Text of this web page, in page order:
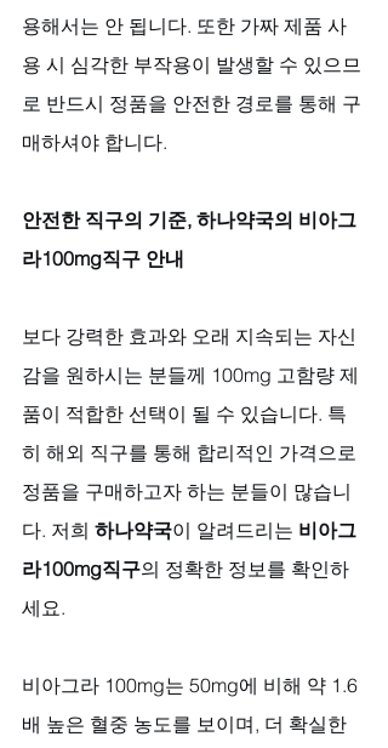
용해서는 안 됩니다. 또한 가짜 제품 사
용 시 심각한 부작용이 발생할 수 있으므
로 반드시 정품을 안전한 경로를 통해 구
매하셔야 합니다.
안전한 직구의 기준, 하나약국의 비아그
라100mg직구 안내
보다 강력한 효과와 오래 지속되는 자신
감을 원하시는 분들께 100mg 고함량 제
품이 적합한 선택이 될 수 있습니다. 특
히 해외 직구를 통해 합리적인 가격으로
정품을 구매하고자 하는 분들이 많습니
다. 저희 하나약국이 알려드리는 비아그
라100mg직구의 정확한 정보를 확인하
세요.
비아그라 100mg는 50mg에 비해 약 1.6
배 높은 혈중 농도를 보이며, 더 확실한